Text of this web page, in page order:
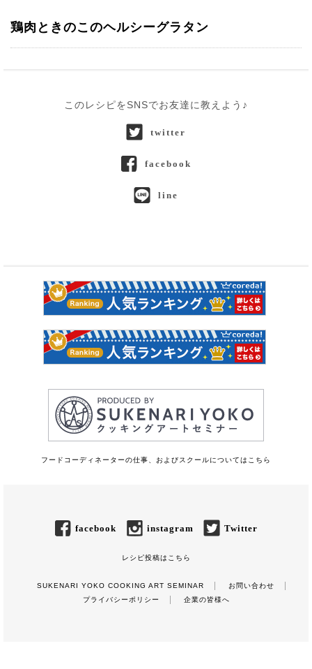
鶏肉ときのこのヘルシーグラタン
このレシピをSNSでお友達に教えよう♪
twitter
facebook
line
フードコーディネーターの仕事、およびスクールについてはこちら
facebook instagram Twitter
レシピ投稿はこちら
SUKENARI YOKO COOKING ART SEMINAR
お問い合わせ
プライバシーポリシー
企業の皆様へ